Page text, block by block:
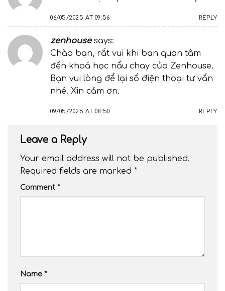
06/05/2025 AT 09:56 REPLY
zenhouse says:
Chào bạn, rất vui khi bạn quan tâm
đến khoá học nấu chay của Zenhouse.
Bạn vui lòng để lại số điện thoại tư vấn
nhé. Xin cảm ơn.
09/05/2025 AT 08:50 REPLY
Leave a Reply
Your email address will not be published.
Required fields are marked *
Comment *
Name *